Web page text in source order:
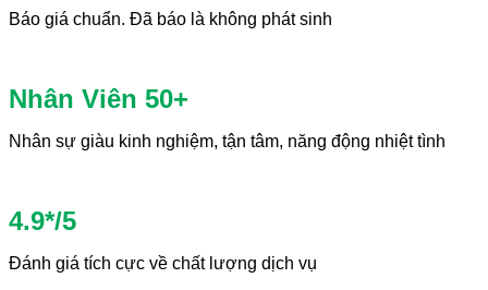
Báo giá chuẩn. Đã báo là không phát sinh
Nhân Viên 50+
Nhân sự giàu kinh nghiệm, tận tâm, năng động nhiệt tình
4.9*/5
Đánh giá tích cực về chất lượng dịch vụ